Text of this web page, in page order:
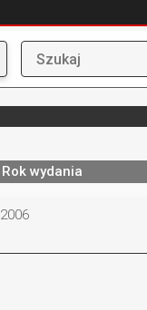
Rok wydania
2006